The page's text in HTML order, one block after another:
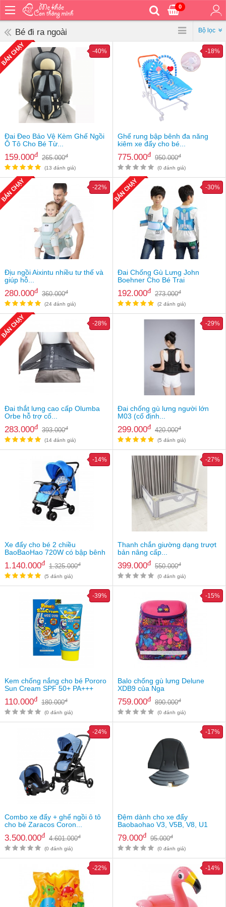
0
Bé
ăn
Bé
đi
ra
ngoài
Bé
ngủ
tắm
chơi
mà
học
Dành
cho
Dành
cho
dùng
nhà
Bé đi ra ngoài Bộ lọc
Đai Đeo Bảo Vệ Kèm Ghế Ngồi
Ô Tô Cho Bé Từ...
159.000đ 265.000đ
-40%
(13 đánh giá)
Ghế rung bập bênh đa năng
kiêm xe đẩy cho bé...
775.000đ 950.000đ
-18%
(0 đánh giá)
Địu ngồi Aixintu nhiều tư thế và
giúp hỗ...
280.000đ 360.000đ
-22%
(24 đánh giá)
Đai Chống Gù Lưng John
Boehner Cho Bé Trai
192.000đ 273.000đ
-30%
(2 đánh giá)
Đai thắt lưng cao cấp Olumba
Orbe hỗ trợ cố...
283.000đ 393.000đ
-28%
(14 đánh giá)
Đai chống gù lưng người lớn
M03 (cố định...
299.000đ 420.000đ
-29%
(5 đánh giá)
Xe đẩy cho bé 2 chiều
BaoBaoHao 720W có bập bênh
1.140.000đ 1.325.000đ
-14%
(5 đánh giá)
Thanh chắn giường dạng trượt
bản nâng cấp...
399.000đ 550.000đ
-27%
(0 đánh giá)
Kem chống nắng cho bé Pororo
Sun Cream SPF 50+ PA+++
110.000đ 180.000đ
-39%
(0 đánh giá)
Balo chống gù lưng Delune
XDB9 của Nga
759.000đ 890.000đ
-15%
(0 đánh giá)
Combo xe đẩy + ghế ngồi ô tô
cho bé Zaracos Coron...
3.500.000đ 4.601.000đ
-24%
(0 đánh giá)
Đệm dành cho xe đẩy
Baobaohao V3, V5B, V8, U1
79.000đ 95.000đ
-17%
(0 đánh giá)
-22% -14%